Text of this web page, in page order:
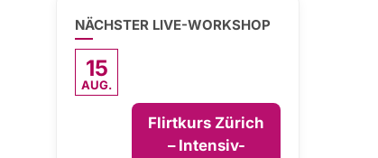
NÄCHSTER LIVE-WORKSHOP
15
AUG.
Flirtkurs Zürich
– Intensiv-